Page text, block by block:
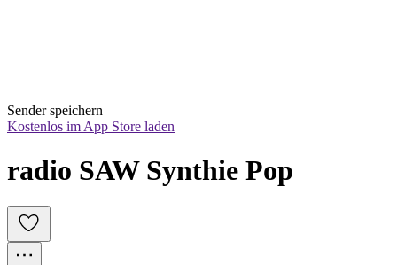
Sender speichern
Kostenlos im App Store laden
radio SAW Synthie Pop